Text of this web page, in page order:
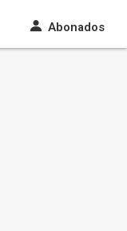
Abonados